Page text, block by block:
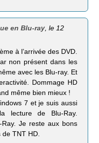
en Blu-ray, le 12
à l’arrivée des DVD.
non présent dans les
avec les Blu-ray. Et
Dommage HD
même bien mieux !
7 et je suis aussi
lecture de Blu-Ray.
Ray. Je reste aux bons
de TNT HD.